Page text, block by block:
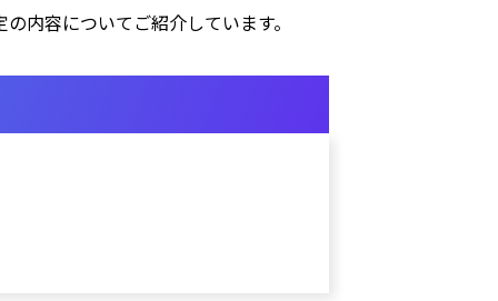
内容についてご紹介しています。